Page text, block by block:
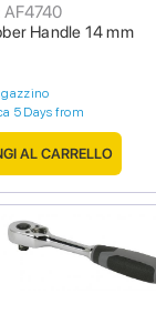
Handle 14 mm
AF4740
5 Days from
AL CARRELLO